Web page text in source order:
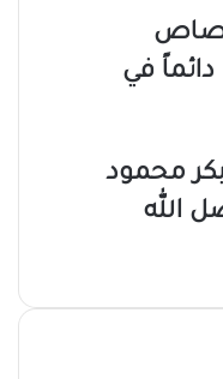
في
محمود
الله